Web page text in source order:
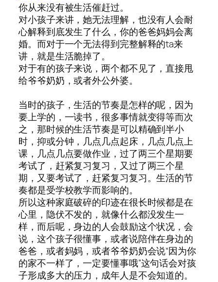
你从来没有被生活催赶过。
对小孩子来讲，她无法理解，也没有人会耐
心解释到底发生了什么，你的爸爸妈妈会离
婚。而对于一个无法得到完整解释的ta来
讲，就是生活脆掉了。
对于有的孩子来说，两个都不见了，直接甩
给爷爷奶奶，或者外公外婆。
当时的孩子，生活的节奏是怎样的呢，因为
要上学的，一读书，很多事情就变得等而次
之，那时候的生活节奏是可以精确到半小
时，抑或分钟，几点几点起床，几点几点上
课，几点几点要做作业，过了两三个星期要
考试了，赶紧复习复习，又过了两三个星
期，又要考试了，赶紧复习复习。生活的节
奏都是受学校教学而影响的。
所以这种家庭破碎的印迹在很长时候都是在
心里，隐伏不发的，就像什么都没发生一
样，而后呢，身边的人会鼓励这个状况，会
说，这个孩子很懂事，或者说陪伴在身边的
爸爸，或者妈妈，或者爷爷奶奶会说“因为你
的家不一样了，一定要懂事哦”这句话会对孩
子形成多大的压力，成年人是不会知道的。